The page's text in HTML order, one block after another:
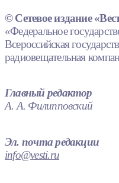
© Сетевое издание
«Федеральное
Всероссийская
радиовещательная
Главный редактор
А. А. Филипповский
Эл. почта редакции
info@vesti.ru